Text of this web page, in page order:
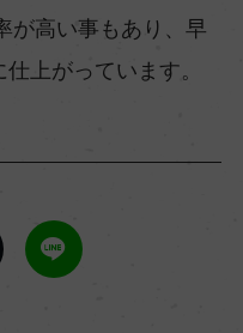
が高い事もあり、早
上がっています。